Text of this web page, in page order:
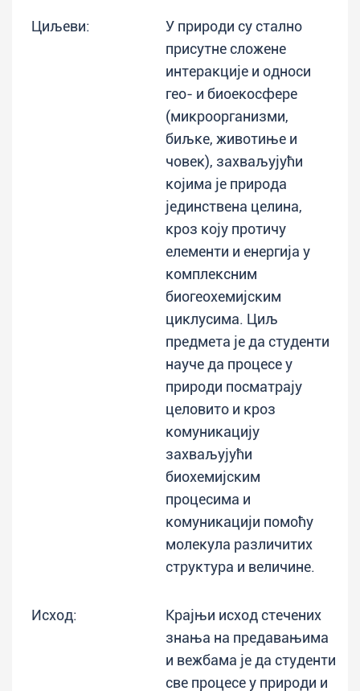
Циљеви:
У природи су стално
присутне сложене
интеракције и односи
гео- и биоекосфере
(микроорганизми,
биљке, животиње и
човек), захваљујући
којима је природа
јединствена целина,
кроз коју протичу
елементи и енергија у
комплексним
биогеохемијским
циклусима. Циљ
предмета је да студенти
науче да процесе у
природи посматрају
целовито и кроз
комуникацију
захваљујући
биохемијским
процесима и
комуникацији помоћу
молекула различитих
структура и величине.
Исход:
Крајњи исход стечених
знања на предавањима
и вежбама је да студенти
све процесе у природи и